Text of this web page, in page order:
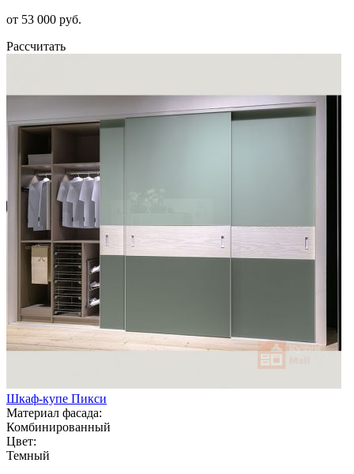
от 53 000 руб.
Рассчитать
Шкаф-купе Пикси
Материал фасада:
Комбинированный
Цвет:
Темный